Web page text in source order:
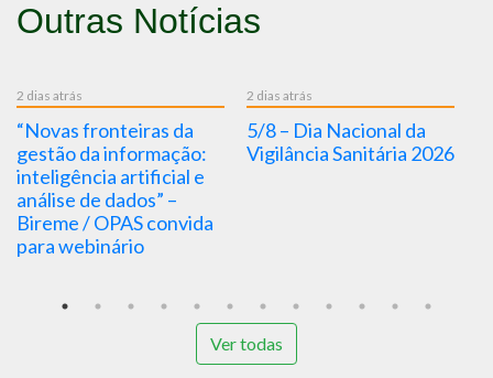
Outras Notícias
fronteiras da
da informação:
artificial e
de dados” –
/ OPAS convida
5/8 – Dia Nacional da
Vigilância Sanitária 2026
5/8 – Dia
Saúde
Ver todas